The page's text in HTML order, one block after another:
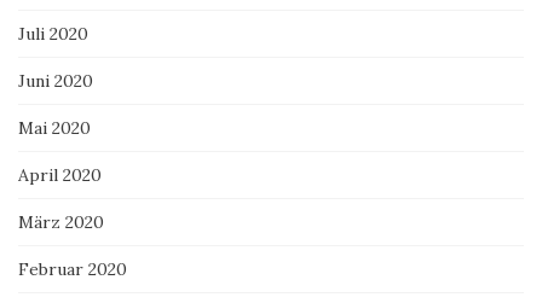
Juli 2020
Juni 2020
Mai 2020
April 2020
März 2020
Februar 2020